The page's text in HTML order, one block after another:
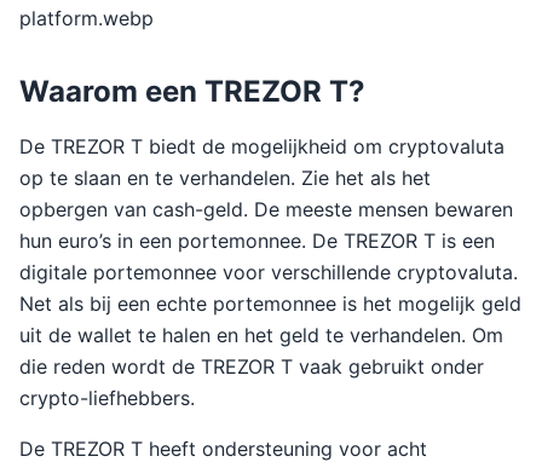
platform.webp
Waarom een TREZOR T?
De TREZOR T biedt de mogelijkheid om cryptovaluta
op te slaan en te verhandelen. Zie het als het
opbergen van cash-geld. De meeste mensen bewaren
hun euro’s in een portemonnee. De TREZOR T is een
digitale portemonnee voor verschillende cryptovaluta.
Net als bij een echte portemonnee is het mogelijk geld
uit de wallet te halen en het geld te verhandelen. Om
die reden wordt de TREZOR T vaak gebruikt onder
crypto-liefhebbers.
De TREZOR T heeft ondersteuning voor acht